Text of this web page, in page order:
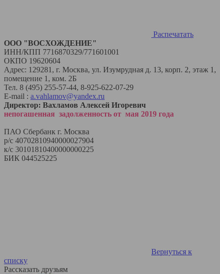
Распечатать
ООО "ВОСХОЖДЕНИЕ"
ИНН/КПП 7716870329/771601001
ОКПО 19620604
Адрес: 129281, г. Москва, ул. Изумрудная д. 13, корп. 2, этаж 1,
помещение 1, ком. 2Б
Тел. 8 (495) 255-57-44, 8-925-622-07-29
E-mail : a.vahlamov@yandex.ru
Директор: Вахламов Алексей Игоревич
непогашенная задолженность от мая 2019 года
ПАО Сбербанк г. Москва
р/с 40702810940000027904
к/с 30101810400000000225
БИК 044525225
Вернуться к
списку
Рассказать друзьям